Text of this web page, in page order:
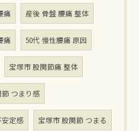
痛 産後 骨盤 腰痛 整体
痛 50代 慢性腰痛 原因
宝塚市 股関節痛 整体
つまり感
安定感 宝塚市 股関節 つまる